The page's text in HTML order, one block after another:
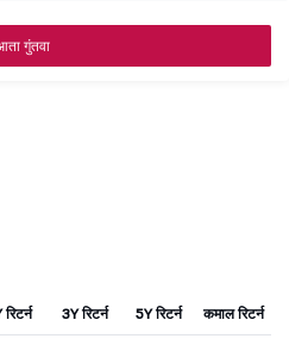
गुंतवा
रिटर्न 3Y रिटर्न 5Y रिटर्न कमाल रिटर्न